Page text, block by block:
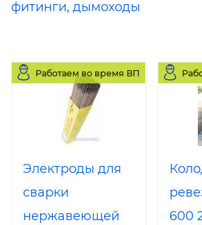
фитинги, дымоходы
Работаем во время ВП
Электроды для
сварки
нержавеющей
600